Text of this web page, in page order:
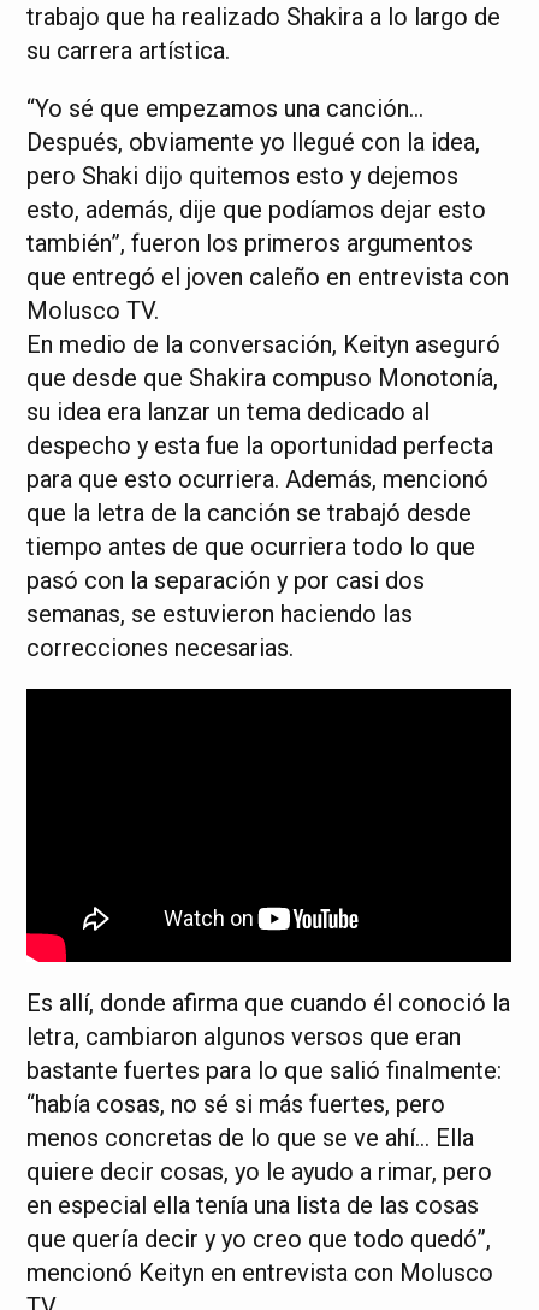
trabajo que ha realizado Shakira a lo largo de
su carrera artística.
“Yo sé que empezamos una canción…
Después, obviamente yo llegué con la idea,
pero Shaki dijo quitemos esto y dejemos
esto, además, dije que podíamos dejar esto
también”, fueron los primeros argumentos
que entregó el joven caleño en entrevista con
Molusco TV.
En medio de la conversación, Keityn aseguró
que desde que Shakira compuso Monotonía,
su idea era lanzar un tema dedicado al
despecho y esta fue la oportunidad perfecta
para que esto ocurriera. Además, mencionó
que la letra de la canción se trabajó desde
tiempo antes de que ocurriera todo lo que
pasó con la separación y por casi dos
semanas, se estuvieron haciendo las
correcciones necesarias.
Es allí, donde afirma que cuando él conoció la
letra, cambiaron algunos versos que eran
bastante fuertes para lo que salió finalmente:
“había cosas, no sé si más fuertes, pero
menos concretas de lo que se ve ahí… Ella
quiere decir cosas, yo le ayudo a rimar, pero
en especial ella tenía una lista de las cosas
que quería decir y yo creo que todo quedó”,
mencionó Keityn en entrevista con Molusco